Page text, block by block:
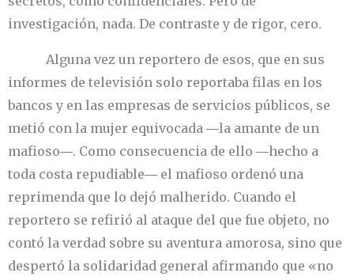
investigación, nada. De contraste y de rigor, cero.
Alguna vez un reportero de esos, que en sus
informes de televisión solo reportaba filas en los
bancos y en las empresas de servicios públicos, se
metió con la mujer equivocada ―la amante de un
mafioso―. Como consecuencia de ello ―hecho a
toda costa repudiable― el mafioso ordenó una
reprimenda que lo dejó malherido. Cuando el
reportero se refirió al ataque del que fue objeto, no
contó la verdad sobre su aventura amorosa, sino que
despertó la solidaridad general afirmando que «no